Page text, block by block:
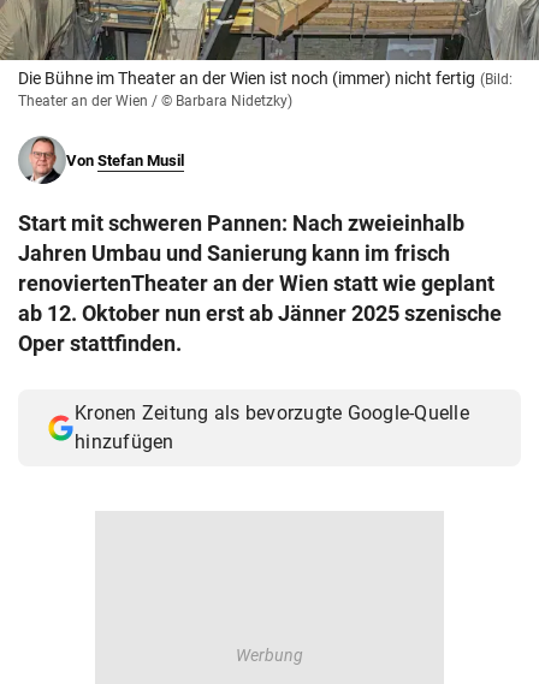
Muthgasse 2, 1190 Wien
Die Bühne im Theater an der Wien ist noch (immer) nicht fertig (Bild:
Theater an der Wien / © Barbara Nidetzky)
Von Stefan Musil
Start mit schweren Pannen: Nach zweieinhalb
Jahren Umbau und Sanierung kann im frisch
renoviertenTheater an der Wien statt wie geplant
ab 12. Oktober nun erst ab Jänner 2025 szenische
Oper stattfinden.
Kronen Zeitung als bevorzugte Google-Quelle
hinzufügen